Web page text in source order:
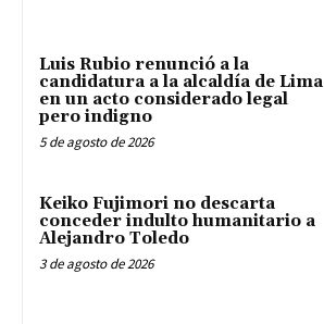
Luis Rubio renunció a la
candidatura a la alcaldía de Lima
en un acto considerado legal
pero indigno
5 de agosto de 2026
Keiko Fujimori no descarta
conceder indulto humanitario a
Alejandro Toledo
3 de agosto de 2026